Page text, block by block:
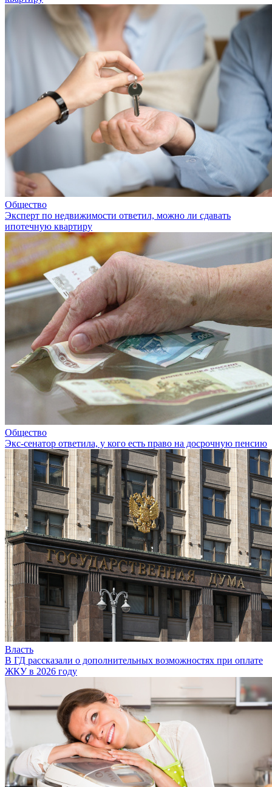
Общество
Эксперт по недвижимости ответил, можно ли сдавать
ипотечную квартиру
Общество
Экс-сенатор ответила, у кого есть право на досрочную пенсию
Власть
В ГД рассказали о дополнительных возможностях при оплате
ЖКУ в 2026 году